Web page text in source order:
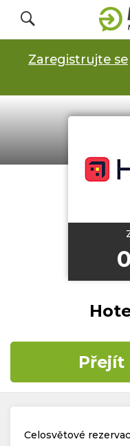
Obchody
Časté dotazy
Kontakt
Zaregistrujte se
Přejít
Celosvětové